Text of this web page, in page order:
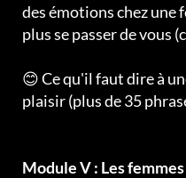
des émotions chez une
plus se passer de vous
😊 Ce qu'il faut dire à
plaisir (plus de 35
Module V : Les femmes